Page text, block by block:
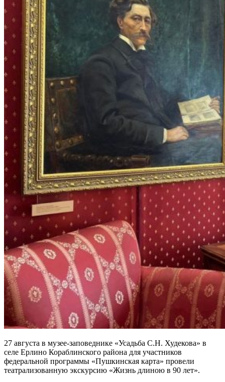
27 августа в музее-заповеднике «Усадьба С.Н. Худекова» в
селе Ерлино Кораблинского района для участников
федеральной программы «Пушкинская карта» провели
театрализованную экскурсию «Жизнь длиною в 90 лет».